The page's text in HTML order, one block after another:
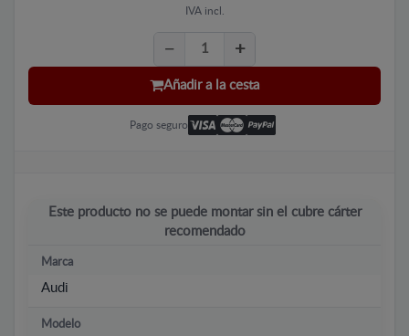
IVA incl.
Añadir a la cesta
Pago seguro
Este producto no se puede montar sin el cubre cárter
recomendado
Marca
Audi
Modelo